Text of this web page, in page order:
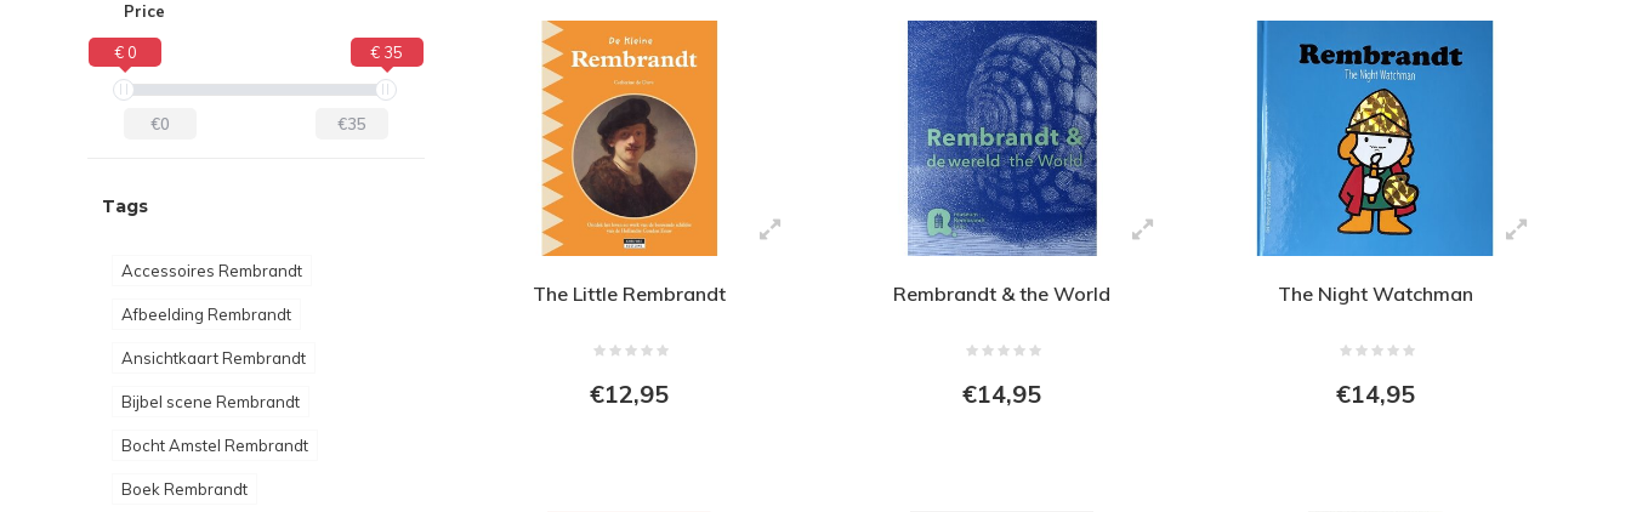
Price
€ 0 € 35
€0 €35
Tags
Accessoires Rembrandt
Afbeelding Rembrandt
Ansichtkaart Rembrandt
Bijbel scene Rembrandt
Bocht Amstel Rembrandt
Boek Rembrandt
The Little Rembrandt
€12,95
Rembrandt & the World
€14,95
The Night Watchman
€14,95